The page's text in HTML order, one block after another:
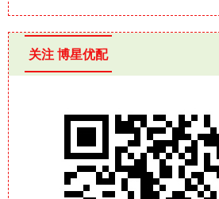
关注 博星优配